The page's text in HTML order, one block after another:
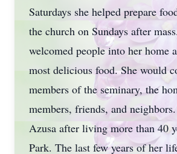
Saturdays she helped prepare
the church on Sundays after
welcomed people into her home
most delicious food. She would
members of the seminary, the
members, friends, and
Azusa after living more than 40
Park. The last few years of her